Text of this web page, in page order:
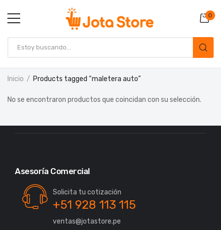
0
Inicio Products tagged “maletera auto”
No se encontraron productos que coincidan con su selección.
Asesoría Comercial
Solicita tu cotización
+51 928 113 115
ventas@jotastore.pe